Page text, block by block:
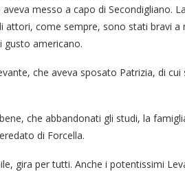
messo a capo di Secondigliano.
come sempre, sono stati bravi a
gusto americano.
che aveva sposato Patrizia, di
che abbandonati gli studi, la
di Forcella.
gira per tutti. Anche i potentissimi